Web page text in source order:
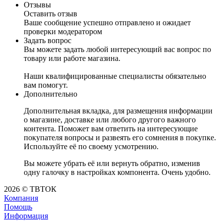
Отзывы
Оставить отзыв
Ваше сообщение успешно отправлено и ожидает
проверки модератором
Задать вопрос
Вы можете задать любой интересующий вас вопрос по
товару или работе магазина.
Наши квалифицированные специалисты обязательно
вам помогут.
Дополнительно
Дополнительная вкладка, для размещения информации
о магазине, доставке или любого другого важного
контента. Поможет вам ответить на интересующие
покупателя вопросы и развеять его сомнения в покупке.
Используйте её по своему усмотрению.
Вы можете убрать её или вернуть обратно, изменив
одну галочку в настройках компонента. Очень удобно.
2026 © ТВТОК
Компания
Помощь
Информация